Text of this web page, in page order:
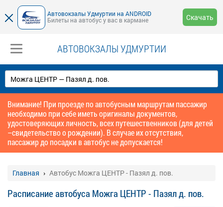
Автовокзалы Удмуртии на ANDROID
Билеты на автобус у вас в кармане
Скачать
АВТОВОКЗАЛЫ УДМУРТИИ
Внимание! При проезде по автобусным маршрутам пассажир
необходимо при себе иметь оригиналы документов,
удостоверяющих личность, всех путешественников (для детей
–свидетельство о рождении). В случае их отсутствия,
пассажир до посадки в автобус не допускается!
Главная Автобус Можга ЦЕНТР - Пазял д. пов.
Расписание автобуса Можга ЦЕНТР - Пазял д. пов.